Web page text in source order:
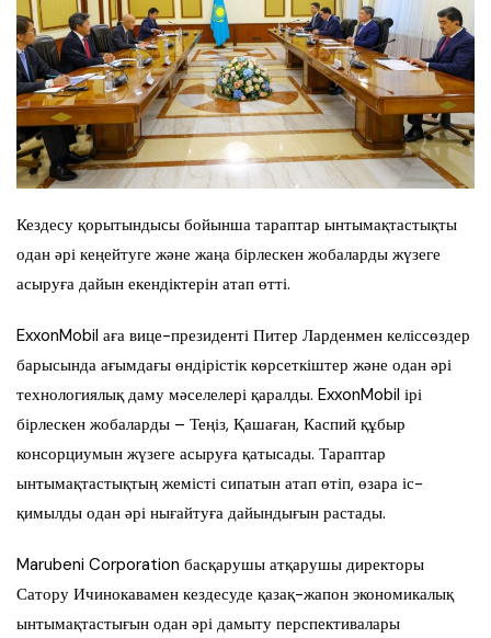
Кездесу қорытындысы бойынша тараптар ынтымақтастықты
одан әрі кеңейтуге және жаңа бірлескен жобаларды жүзеге
асыруға дайын екендіктерін атап өтті.
ExxonMobil аға вице-президенті Питер Ларденмен келіссөздер
барысында ағымдағы өндірістік көрсеткіштер және одан әрі
технологиялық даму мәселелері қаралды. ExxonMobil ірі
бірлескен жобаларды – Теңіз, Қашаған, Каспий құбыр
консорциумын жүзеге асыруға қатысады. Тараптар
ынтымақтастықтың жемісті сипатын атап өтіп, өзара іс-
қимылды одан әрі нығайтуға дайындығын растады.
Marubeni Corporation басқарушы атқарушы директоры
Сатору Ичинокавамен кездесуде қазақ-жапон экономикалық
ынтымақтастығын одан әрі дамыту перспективалары